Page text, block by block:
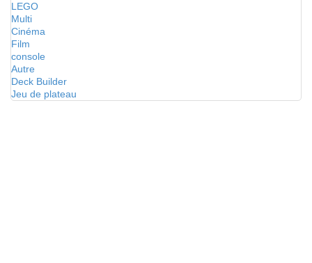
LEGO
Multi
Cinéma
Film
console
Autre
Deck Builder
Jeu de plateau